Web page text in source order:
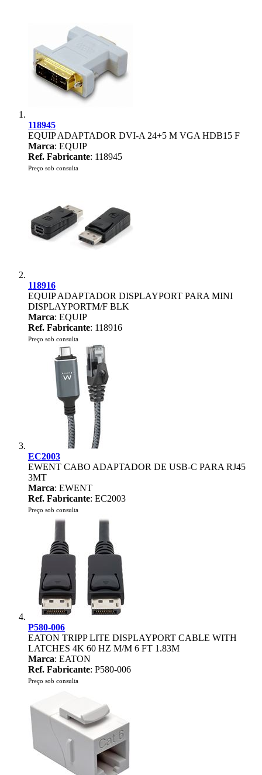
118945
EQUIP ADAPTADOR DVI-A 24+5 M VGA HDB15 F
Marca: EQUIP
Ref. Fabricante: 118945
Preço sob consulta
118916
EQUIP ADAPTADOR DISPLAYPORT PARA MINI
DISPLAYPORTM/F BLK
Marca: EQUIP
Ref. Fabricante: 118916
Preço sob consulta
EC2003
EWENT CABO ADAPTADOR DE USB-C PARA RJ45
3MT
Marca: EWENT
Ref. Fabricante: EC2003
Preço sob consulta
P580-006
EATON TRIPP LITE DISPLAYPORT CABLE WITH
LATCHES 4K 60 HZ M/M 6 FT 1.83M
Marca: EATON
Ref. Fabricante: P580-006
Preço sob consulta